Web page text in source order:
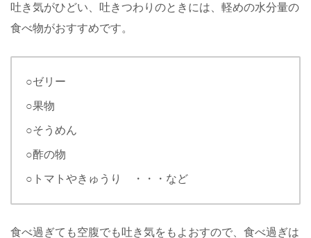
吐き気がひどい、吐きつわりのときには、軽めの水分量の
食べ物がおすすめです。
○ゼリー
○果物
○そうめん
○酢の物
○トマトやきゅうり ・・・など
食べ過ぎても空腹でも吐き気をもよおすので、食べ過ぎは